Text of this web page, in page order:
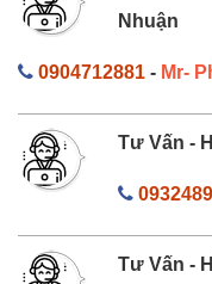
Nhuận
0904712881 - Mr-
Tư Vấn -
Tư Vấn -